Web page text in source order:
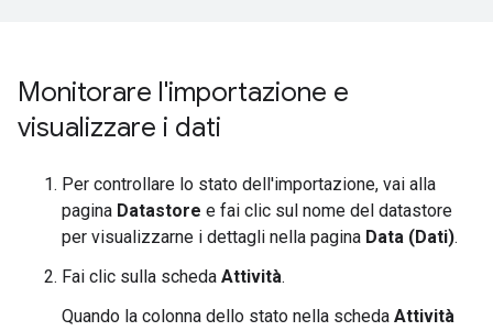
Monitorare l'importazione e
visualizzare i dati
Per controllare lo stato dell'importazione, vai alla
pagina Datastore e fai clic sul nome del datastore
per visualizzarne i dettagli nella pagina Data (Dati).
Fai clic sulla scheda Attività.
Quando la colonna dello stato nella scheda Attività